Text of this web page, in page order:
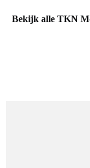
Bekijk alle TKN